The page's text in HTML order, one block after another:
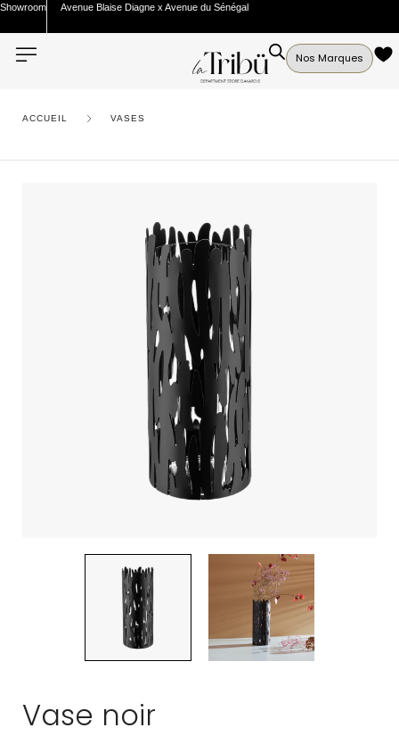
Showroom Avenue Blaise Diagne x Avenue du Sénégal
Nos Marques
ACCUEIL VASES
Vase noir